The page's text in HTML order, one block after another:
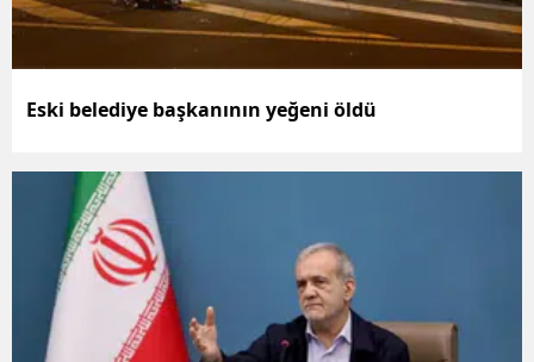
Eski belediye başkanının yeğeni öldü